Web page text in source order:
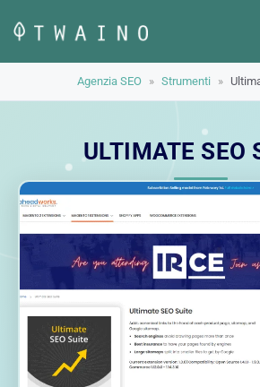
contenuto
Agenzia SEO » Strumenti »
ULTIMATE SEO